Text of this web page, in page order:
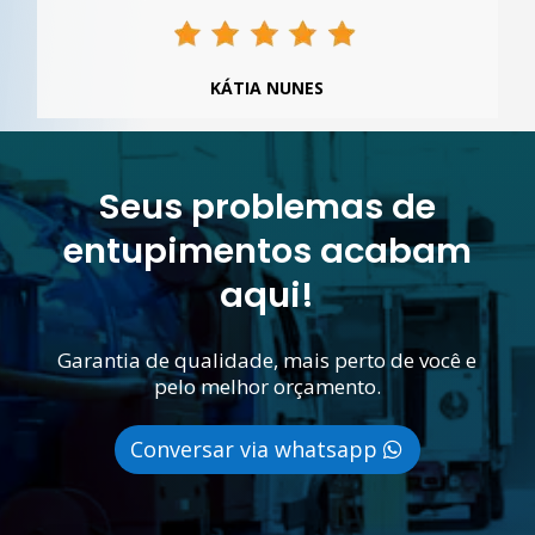
KÁTIA NUNES
Seus problemas de
entupimentos acabam
aqui!
Garantia de qualidade, mais perto de você e
pelo melhor orçamento.
Conversar via whatsapp